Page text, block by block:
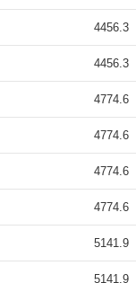
4456.3
4456.3
4774.6
4774.6
4774.6
4774.6
5141.9
5141.9